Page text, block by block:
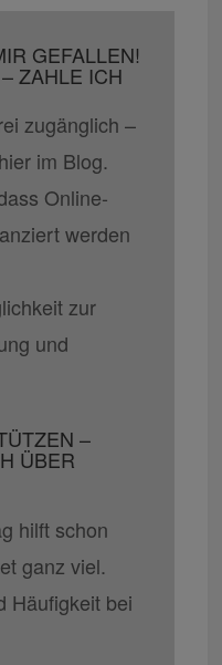
GEFALLEN!
ZAHLE ICH
zugänglich –
im Blog.
Online-
werden
zur
und
–
ÜBER
hilft schon
ganz viel.
Häufigkeit bei